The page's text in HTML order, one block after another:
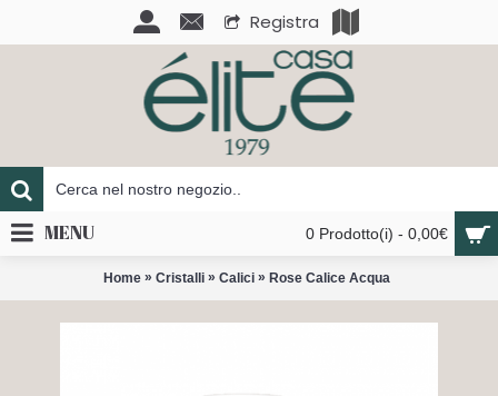
Registra
0 Prodotto(i) - 0,00€
MENU
Home » Cristalli » Calici » Rose Calice Acqua